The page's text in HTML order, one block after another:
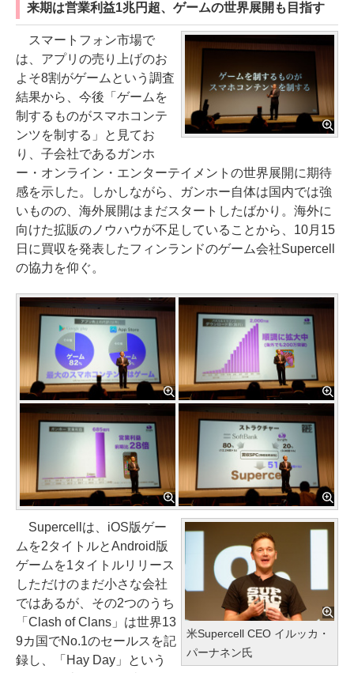
来期は営業利益1兆円超、ゲームの世界展開も目指す
スマートフォン市場で
は、アプリの売り上げのお
よそ8割がゲームという調査
結果から、今後「ゲームを
制するものがスマホコンテ
ンツを制する」と見てお
り、子会社であるガンホ
ー・オンライン・エンターテイメントの世界展開に期待
感を示した。しかしながら、ガンホー自体は国内では強
いものの、海外展開はまだスタートしたばかり。海外に
向けた拡販のノウハウが不足していることから、10月15
日に買収を発表したフィンランドのゲーム会社Supercell
の協力を仰ぐ。
米Supercell CEO イルッカ・
パーナネン氏
Supercellは、iOS版ゲー
ムを2タイトルとAndroid版
ゲームを1タイトルリリース
しただけのまだ小さな会社
ではあるが、その2つのうち
「Clash of Clans」は世界13
9カ国でNo.1のセールスを記
録し、「Hay Day」という